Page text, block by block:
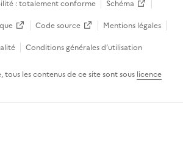
: totalement conforme
Schéma
Code source
Mentions légales
Conditions générales d’utilisation
les contenus de ce site sont sous licence